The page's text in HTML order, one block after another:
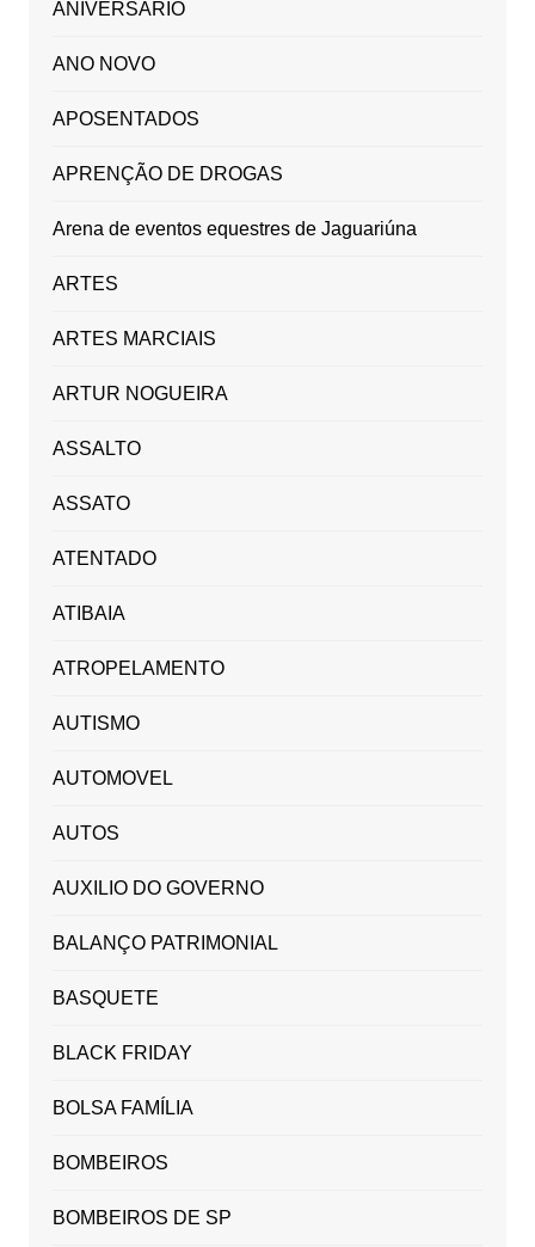
ANIVERSÁRIO
ANO NOVO
APOSENTADOS
APRENÇÃO DE DROGAS
Arena de eventos equestres de Jaguariúna
ARTES
ARTES MARCIAIS
ARTUR NOGUEIRA
ASSALTO
ASSATO
ATENTADO
ATIBAIA
ATROPELAMENTO
AUTISMO
AUTOMOVEL
AUTOS
AUXILIO DO GOVERNO
BALANÇO PATRIMONIAL
BASQUETE
BLACK FRIDAY
BOLSA FAMÍLIA
BOMBEIROS
BOMBEIROS DE SP